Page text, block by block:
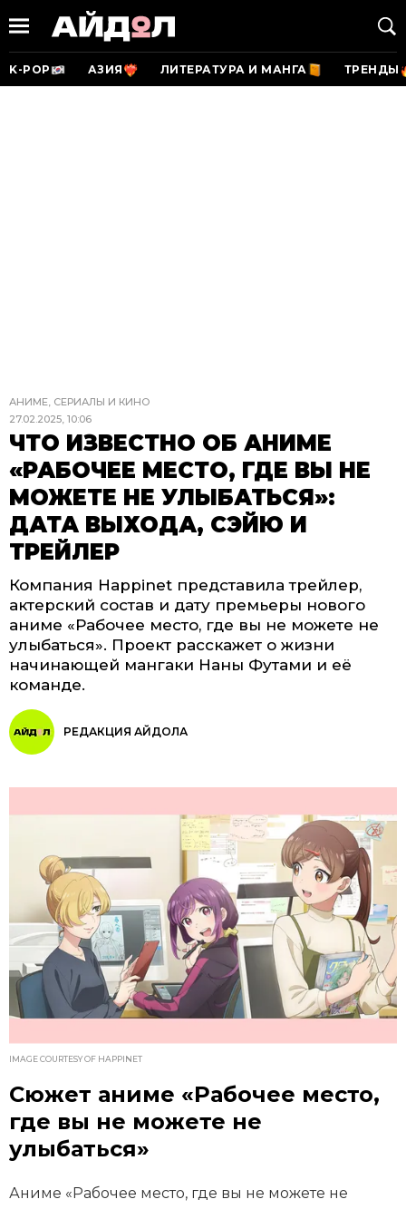
K-POP АЗИЯ ЛИТЕРАТУРА И МАНГА ТРЕНДЫ
АНИМЕ, СЕРИАЛЫ И КИНО
27.02.2025, 10:06
ЧТО ИЗВЕСТНО ОБ АНИМЕ
«РАБОЧЕЕ МЕСТО, ГДЕ ВЫ НЕ
МОЖЕТЕ НЕ УЛЫБАТЬСЯ»:
ДАТА ВЫХОДА, СЭЙЮ И
ТРЕЙЛЕР
Компания Happinet представила трейлер,
актерский состав и дату премьеры нового
аниме «Рабочее место, где вы не можете не
улыбаться». Проект расскажет о жизни
начинающей мангаки Наны Футами и её
команде.
РЕДАКЦИЯ АЙДОЛА
IMAGE COURTESY OF HAPPINET
Сюжет аниме «Рабочее место,
где вы не можете не
улыбаться»
Аниме «Рабочее место, где вы не можете не